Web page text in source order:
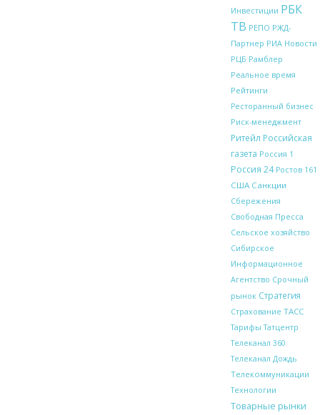
Инвестиции РБК
ТВ РЕПО РЖД-
Партнер РИА Новости
РЦБ Рамблер
Реальное время
Рейтинги
Ресторанный бизнес
Риск-менеджмент
Ритейл Российская
газета Россия 1
Россия 24 Ростов 161
США Санкции
Сбережения
Свободная Пресса
Сельское хозяйство
Сибирское
Информационное
Агентство Срочный
рынок Стратегия
Страхование ТАСС
Тарифы Татцентр
Телеканал 360
Телеканал Дождь
Телекоммуникации
Технологии
Товарные рынки